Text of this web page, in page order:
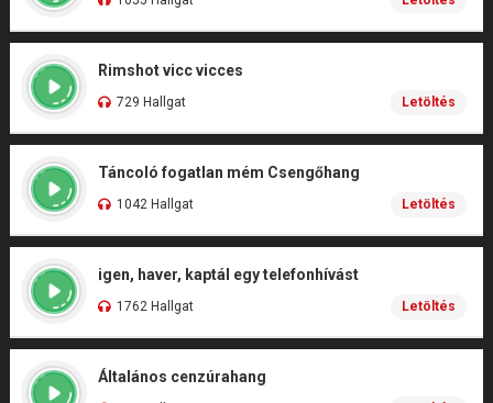
Rimshot vicc vicces
729 Hallgat Letöltés
Táncoló fogatlan mém Csengőhang
1042 Hallgat Letöltés
igen, haver, kaptál egy telefonhívást
1762 Hallgat Letöltés
Általános cenzúrahang